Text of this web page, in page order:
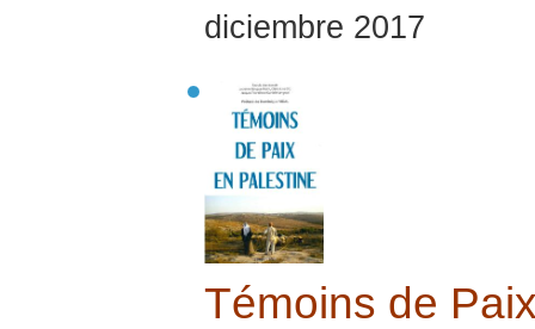
diciembre 2017
Témoins de